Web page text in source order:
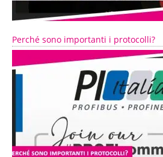
Perché sono importanti i protocolli?